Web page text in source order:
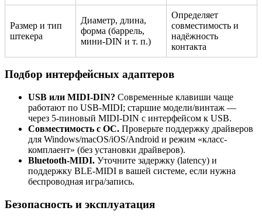
Размер и тип
штекера
Диаметр, длина,
форма (баррель,
мини-DIN и т. п.)
Определяет
совместимость и
надёжность
контакта
Подбор интерфейсных адаптеров
USB или MIDI-DIN? Современные клавиши чаще
работают по USB-MIDI; старшие модели/винтаж —
через 5-пиновый MIDI-DIN с интерфейсом к USB.
Совместимость с ОС. Проверьте поддержку драйверов
для Windows/macOS/iOS/Android и режим «класс-
комплаент» (без установки драйверов).
Bluetooth-MIDI. Уточните задержку (latency) и
поддержку BLE-MIDI в вашей системе, если нужна
беспроводная игра/запись.
Безопасность и эксплуатация